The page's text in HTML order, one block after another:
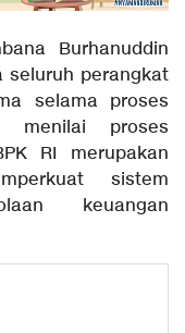
Burhanuddin
seluruh perangkat
selama proses
menilai proses
RI merupakan
sistem
keuangan